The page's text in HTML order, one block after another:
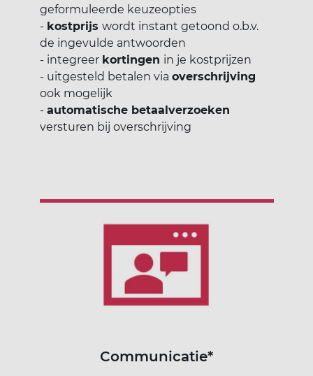
geformuleerde keuzeopties
- kostprijs wordt instant getoond o.b.v.
de ingevulde antwoorden
- integreer kortingen in je kostprijzen
- uitgesteld betalen via overschrijving
ook mogelijk
- automatische betaalverzoeken
versturen bij overschrijving
Communicatie*